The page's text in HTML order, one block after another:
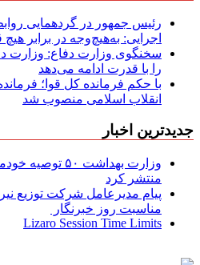
رئیس جمهور در گردهمایی
اجرایی: به‌هیچ‌وجه در برابر
سخنگوی وزارت دفاع: وزارت
را با قدرت ادامه می‌دهد
با حکم فرمانده کل قوا؛
انقلاب اسلامی منصوب شد
جدیدترین اخبار
وزارت بهداشت ۵۰
منتشر کرد
پیام مدیرعامل شركت توزیع
مناسبت روز خبرنگار ‌
Lizaro Session Time Limits